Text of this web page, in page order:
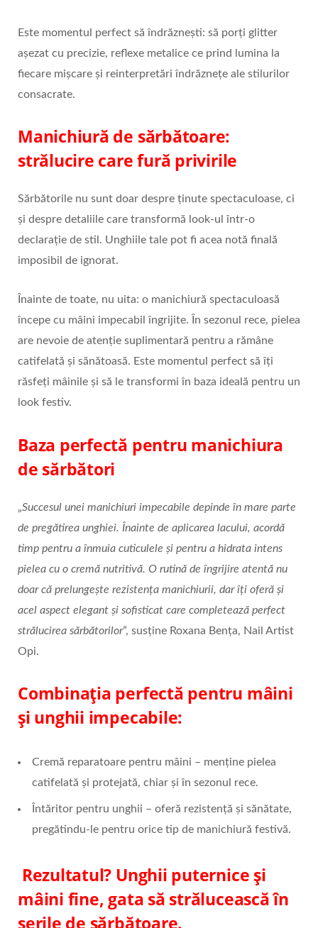
Este momentul perfect să îndrăznești: să porți glitter
așezat cu precizie, reflexe metalice ce prind lumina la
fiecare mișcare și reinterpretări îndrăznețe ale stilurilor
consacrate.
Manichiură de sărbătoare:
strălucire care fură privirile
Sărbătorile nu sunt doar despre ținute spectaculoase, ci
și despre detaliile care transformă look-ul într-o
declarație de stil. Unghiile tale pot fi acea notă finală
imposibil de ignorat.
Înainte de toate, nu uita: o manichiură spectaculoasă
începe cu mâini impecabil îngrijite. În sezonul rece, pielea
are nevoie de atenție suplimentară pentru a rămâne
catifelată și sănătoasă. Este momentul perfect să îți
răsfeți mâinile și să le transformi în baza ideală pentru un
look festiv.
Baza perfectă pentru manichiura
de sărbători
„Succesul unei manichiuri impecabile depinde în mare parte
de pregătirea unghiei. Înainte de aplicarea lacului, acordă
timp pentru a înmuia cuticulele și pentru a hidrata intens
pielea cu o cremă nutritivă. O rutină de îngrijire atentă nu
doar că prelungește rezistența manichiurii, dar îți oferă și
acel aspect elegant și sofisticat care completează perfect
strălucirea sărbătorilor”, susține Roxana Bența, Nail Artist
Opi.
Combinația perfectă pentru mâini
și unghii impecabile:
Cremă reparatoare pentru mâini – menține pielea
catifelată și protejată, chiar și în sezonul rece.
Întăritor pentru unghii – oferă rezistență și sănătate,
pregătindu-le pentru orice tip de manichiură festivă.
Rezultatul? Unghii puternice și
mâini fine, gata să strălucească în
serile de sărbătoare.